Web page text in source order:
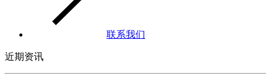
联系我们
近期资讯